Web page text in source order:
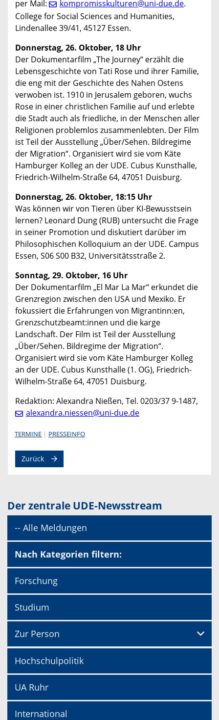
per Mail: kompromisskulturen@uni-due.de.
College for Social Sciences and Humanities,
Lindenallee 39/41, 45127 Essen.
Donnerstag, 26. Oktober, 18 Uhr
Der Dokumentarfilm „The Journey“ erzählt die
Lebensgeschichte von Tati Rose und ihrer Familie,
die eng mit der Geschichte des Nahen Ostens
verwoben ist. 1910 in Jerusalem geboren, wuchs
Rose in einer christlichen Familie auf und erlebte
die Stadt auch als friedliche, in der Menschen aller
Religionen problemlos zusammenlebten. Der Film
ist Teil der Ausstellung „Über/Sehen. Bildregime
der Migration“. Organisiert wird sie vom Käte
Hamburger Kolleg an der UDE. Cubus Kunsthalle,
Friedrich-Wilhelm-Straße 64, 47051 Duisburg.
Donnerstag, 26. Oktober, 18:15 Uhr
Was können wir von Tieren über KI-Bewusstsein
lernen? Leonard Dung (RUB) untersucht die Frage
in seiner Promotion und diskutiert darüber im
Philosophischen Kolloquium an der UDE. Campus
Essen, S06 S00 B32, Universitätsstraße 2.
Sonntag, 29. Oktober, 16 Uhr
Der Dokumentarfilm „El Mar La Mar“ erkundet die
Grenzregion zwischen den USA und Mexiko. Er
fokussiert die Erfahrungen von Migrantinn:en,
Grenzschutzbeamt:innen und die karge
Landschaft. Der Film ist Teil der Ausstellung
„Über/Sehen. Bildregime der Migration“.
Organisiert wird sie vom Käte Hamburger Kolleg
an der UDE. Cubus Kunsthalle (1. OG), Friedrich-
Wilhelm-Straße 64, 47051 Duisburg.
Redaktion: Alexandra Nießen, Tel. 0203/37 9-1487,
alexandra.niessen@uni-due.de
TERMINE PRESSEINFO
Zurück
Der zentrale UDE-Newsstream
-- Alle Meldungen
Nach Kategorien filtern:
Forschung
Studium
Zur Person
Hochschulpolitik
UA Ruhr
International